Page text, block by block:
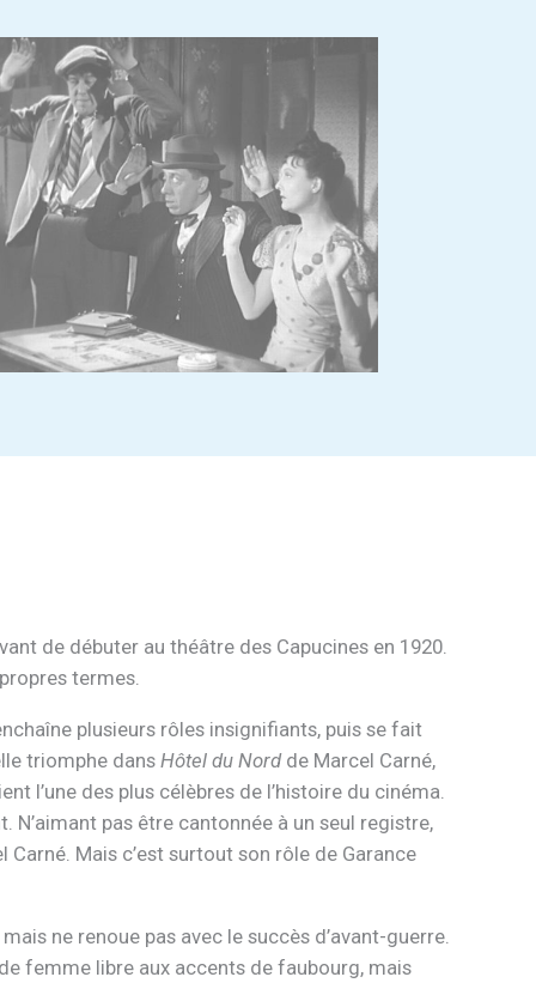
de débuter au théâtre des Capucines en 1920.
termes.
plusieurs rôles insignifiants, puis se fait
triomphe dansHôtel du Nordde Marcel Carné,
l’une des plus célèbres de l’histoire du cinéma.
pas être cantonnée à un seul registre,
Carné. Mais c’est surtout son rôle de Garance
ne renoue pas avec le succès d’avant-guerre.
femme libre aux accents de faubourg, mais